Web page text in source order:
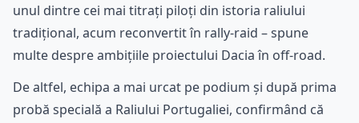
unul dintre cei mai titrați piloți din istoria raliului
tradițional, acum reconvertit în rally-raid – spune
multe despre ambițiile proiectului Dacia în off-road.
De altfel, echipa a mai urcat pe podium și după prima
probă specială a Raliului Portugaliei, confirmând că